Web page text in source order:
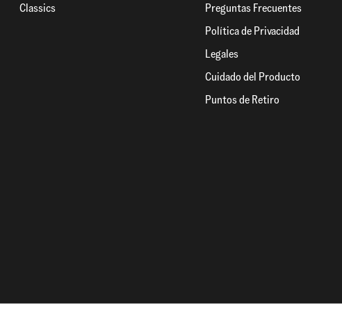
Classics
Preguntas Frecuentes
Política de Privacidad
Legales
Cuidado del Producto
Puntos de Retiro